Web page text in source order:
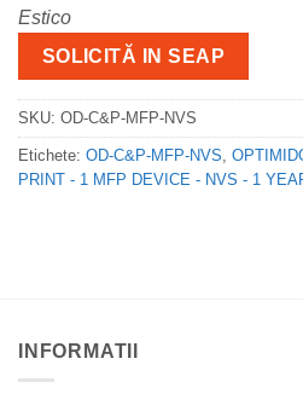
Estico
SOLICITĂ IN SEAP
SKU: OD-C&P-MFP-NVS
Etichete: OD-C&P-MFP-NVS
PRINT - 1 MFP DEVICE - NVS - 1
INFORMATII